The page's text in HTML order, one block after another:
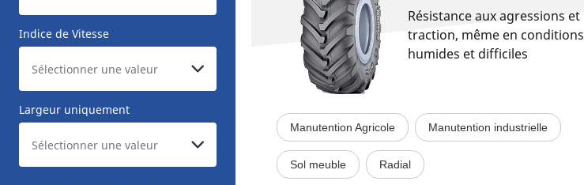
Indice de Vitesse
Largeur uniquement
Résistance aux agressions et
traction, même en conditions
humides et difficiles
Manutention Agricole Manutention industrielle
Sol meuble Radial